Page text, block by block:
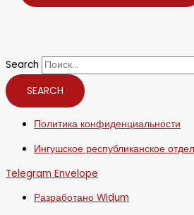
Search
SEARCH
Политика конфиденциальности
Ингушское республиканское
Telegram Envelope
Разработано Widum